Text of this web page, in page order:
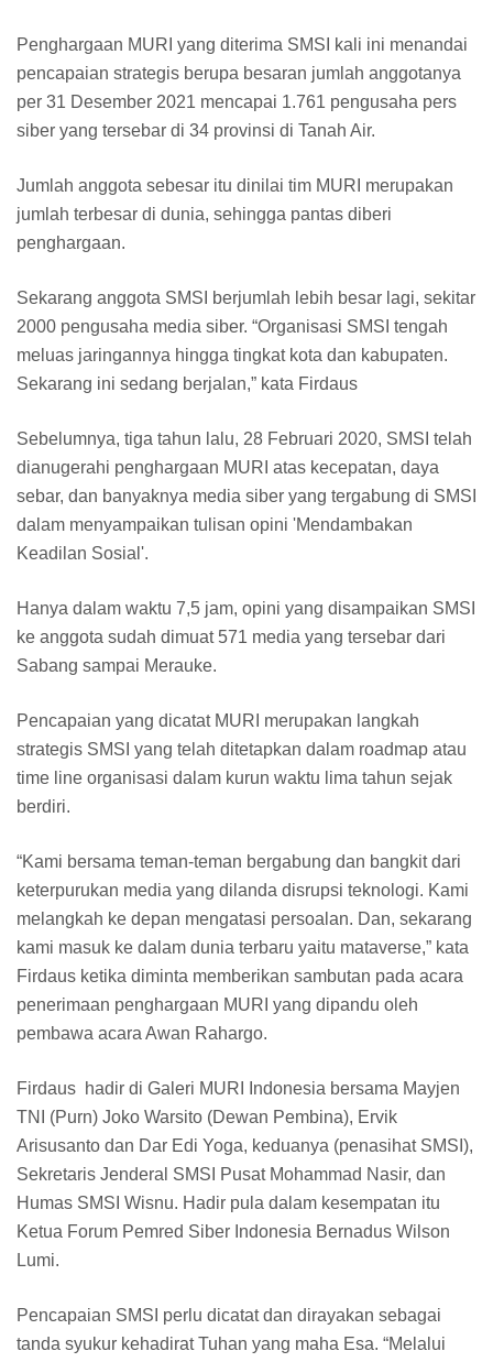
Penghargaan MURI yang diterima SMSI kali ini menandai
pencapaian strategis berupa besaran jumlah anggotanya
per 31 Desember 2021 mencapai 1.761 pengusaha pers
siber yang tersebar di 34 provinsi di Tanah Air.
Jumlah anggota sebesar itu dinilai tim MURI merupakan
jumlah terbesar di dunia, sehingga pantas diberi
penghargaan.
Sekarang anggota SMSI berjumlah lebih besar lagi, sekitar
2000 pengusaha media siber. “Organisasi SMSI tengah
meluas jaringannya hingga tingkat kota dan kabupaten.
Sekarang ini sedang berjalan,” kata Firdaus
Sebelumnya, tiga tahun lalu, 28 Februari 2020, SMSI telah
dianugerahi penghargaan MURI atas kecepatan, daya
sebar, dan banyaknya media siber yang tergabung di SMSI
dalam menyampaikan tulisan opini 'Mendambakan
Keadilan Sosial'.
Hanya dalam waktu 7,5 jam, opini yang disampaikan SMSI
ke anggota sudah dimuat 571 media yang tersebar dari
Sabang sampai Merauke.
Pencapaian yang dicatat MURI merupakan langkah
strategis SMSI yang telah ditetapkan dalam roadmap atau
time line organisasi dalam kurun waktu lima tahun sejak
berdiri.
“Kami bersama teman-teman bergabung dan bangkit dari
keterpurukan media yang dilanda disrupsi teknologi. Kami
melangkah ke depan mengatasi persoalan. Dan, sekarang
kami masuk ke dalam dunia terbaru yaitu mataverse,” kata
Firdaus ketika diminta memberikan sambutan pada acara
penerimaan penghargaan MURI yang dipandu oleh
pembawa acara Awan Rahargo.
Firdaus hadir di Galeri MURI Indonesia bersama Mayjen
TNI (Purn) Joko Warsito (Dewan Pembina), Ervik
Arisusanto dan Dar Edi Yoga, keduanya (penasihat SMSI),
Sekretaris Jenderal SMSI Pusat Mohammad Nasir, dan
Humas SMSI Wisnu. Hadir pula dalam kesempatan itu
Ketua Forum Pemred Siber Indonesia Bernadus Wilson
Lumi.
Pencapaian SMSI perlu dicatat dan dirayakan sebagai
tanda syukur kehadirat Tuhan yang maha Esa. “Melalui